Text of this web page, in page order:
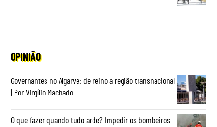
OPINIÃO
Governantes no Algarve: de reino a região transnacional
| Por Virgílio Machado
O que fazer quando tudo arde? Impedir os bombeiros